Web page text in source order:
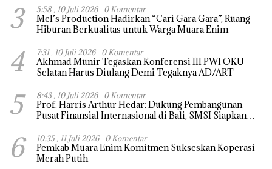
3 5:58 , 10 Juli 2026 0 Komentar
Mel’s Production Hadirkan “Cari Gara Gara”, Ruang
Hiburan Berkualitas untuk Warga Muara Enim
4 7:31 , 10 Juli 2026 0 Komentar
Akhmad Munir Tegaskan Konferensi III PWI OKU
Selatan Harus Diulang Demi Tegaknya AD/ART
5 8:43 , 10 Juli 2026 0 Komentar
Prof. Harris Arthur Hedar: Dukung Pembangunan
Pusat Finansial Internasional di Bali, SMSI Siapkan
6 10:35 , 11 Juli 2026 0 Komentar
Pemkab Muara Enim Komitmen Sukseskan Koperasi
Merah Putih